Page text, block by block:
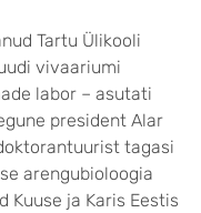
Tartu Ülikooli
vivaariumi
labor – asutati
president Alar
tagasi
arengubioloogia
Kuuse ja Karis Eestis